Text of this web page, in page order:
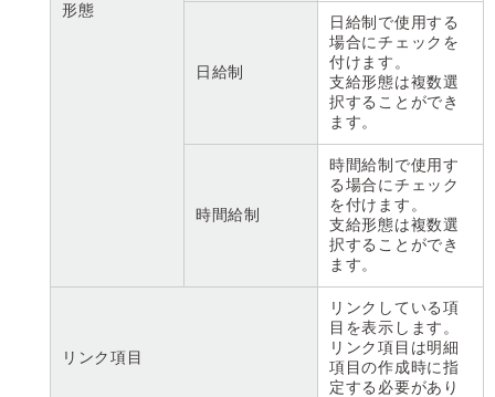
形態
日給制
日給制で使用する
場合にチェックを
付けます。
支給形態は複数選
択することができ
ます。
時間給制
時間給制で使用す
る場合にチェック
を付けます。
支給形態は複数選
択することができ
ます。
リンク項目
リンクしている項
目を表示します。
リンク項目は明細
項目の作成時に指
定する必要があり